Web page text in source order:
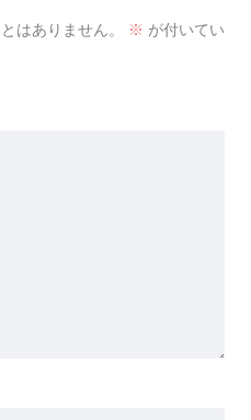
はありません。 ※ が付いてい